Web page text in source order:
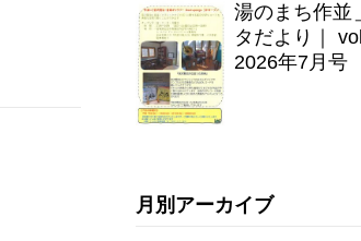
湯のまち作並
タだより｜
2026年7月号
月別アーカイブ